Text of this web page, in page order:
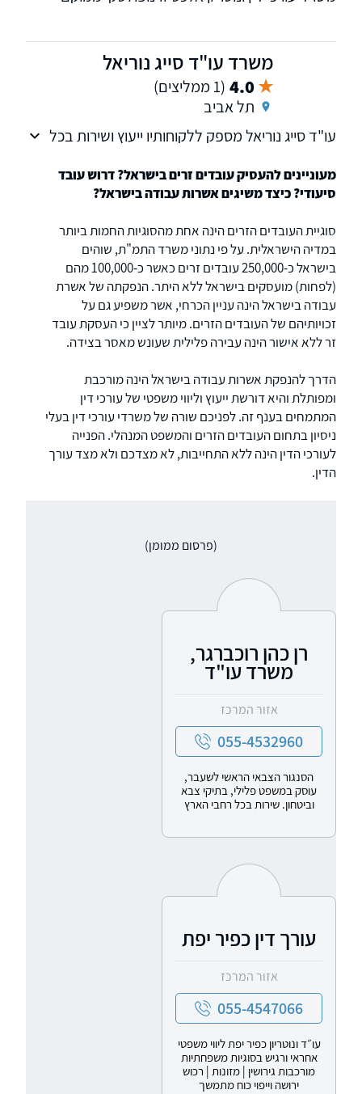
מעמד בישראלמשרד עו"ד סייג נוריאל
4.0 (1 ממליצים)
תל אביב
עו"ד סייג נוריאל מספק ללקוחותיו ייעוץ ושירות בכל
וצוואה ומשפט מינהלי.
מעוניינים להעסיק עובדים זרים בישראל? דרוש עובד
סיעודי? כיצד משיגים אשרות עבודה בישראל?
סוגיית העובדים הזרים הינה אחת מהסוגיות החמות ביותר
במדיה הישראלית. על פי נתוני משרד התמ"ת, שוהים
בישראל כ-250,000 עובדים זרים כאשר כ-100,000 מהם
(לפחות) מועסקים בישראל ללא היתר. הנפקתה של אשרת
עבודה בישראל הינה עניין הכרחי, אשר משפיע גם על
זכויותיהם של העובדים הזרים. מיותר לציין כי העסקת עובד
זר ללא אישור הינה עבירה פלילית שעונש מאסר בצידה.
הדרך להנפקת אשרות עבודה בישראל הינה מורכבת
ומפותלת והיא דורשת ייעוץ וליווי משפטי של עורכי דין
המתמחים בענף זה. לפניכם שורה של משרדי עורכי דין בעלי
ניסיון בתחום העובדים הזרים והמשפט המנהלי. הפנייה
לעורכי הדין הינה ללא התחייבות, לא מצדכם ולא מצד עורך
הדין.
(פרסום ממומן)
רן כהן רוכברגר,
משרד עו"ד
אזור המרכז
055-4532960
הסנגור הצבאי הראשי לשעבר,
עוסק במשפט פלילי, בתיקי צבא
וביטחון. שירות בכל רחבי הארץ
עורך דין כפיר יפת
אזור המרכז
055-4547066
עו״ד ונוטריון כפיר יפת ליווי משפטי
אחראי ורגיש בסוגיות משפחתיות
מורכבות גירושין | מזונות | רכוש
ירושה וייפוי כוח מתמשך